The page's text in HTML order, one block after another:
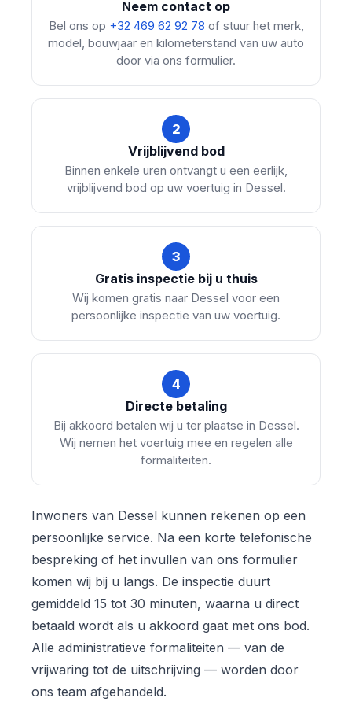
Neem contact op
Bel ons op +32 469 62 92 78 of stuur het merk,
model, bouwjaar en kilometerstand van uw auto
door via ons formulier.
2
Vrijblijvend bod
Binnen enkele uren ontvangt u een eerlijk,
vrijblijvend bod op uw voertuig in Dessel.
3
Gratis inspectie bij u thuis
Wij komen gratis naar Dessel voor een
persoonlijke inspectie van uw voertuig.
4
Directe betaling
Bij akkoord betalen wij u ter plaatse in Dessel.
Wij nemen het voertuig mee en regelen alle
formaliteiten.
Inwoners van Dessel kunnen rekenen op een
persoonlijke service. Na een korte telefonische
bespreking of het invullen van ons formulier
komen wij bij u langs. De inspectie duurt
gemiddeld 15 tot 30 minuten, waarna u direct
betaald wordt als u akkoord gaat met ons bod.
Alle administratieve formaliteiten — van de
vrijwaring tot de uitschrijving — worden door
ons team afgehandeld.